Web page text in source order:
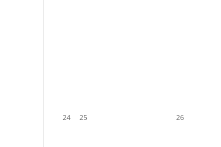
24 25 26